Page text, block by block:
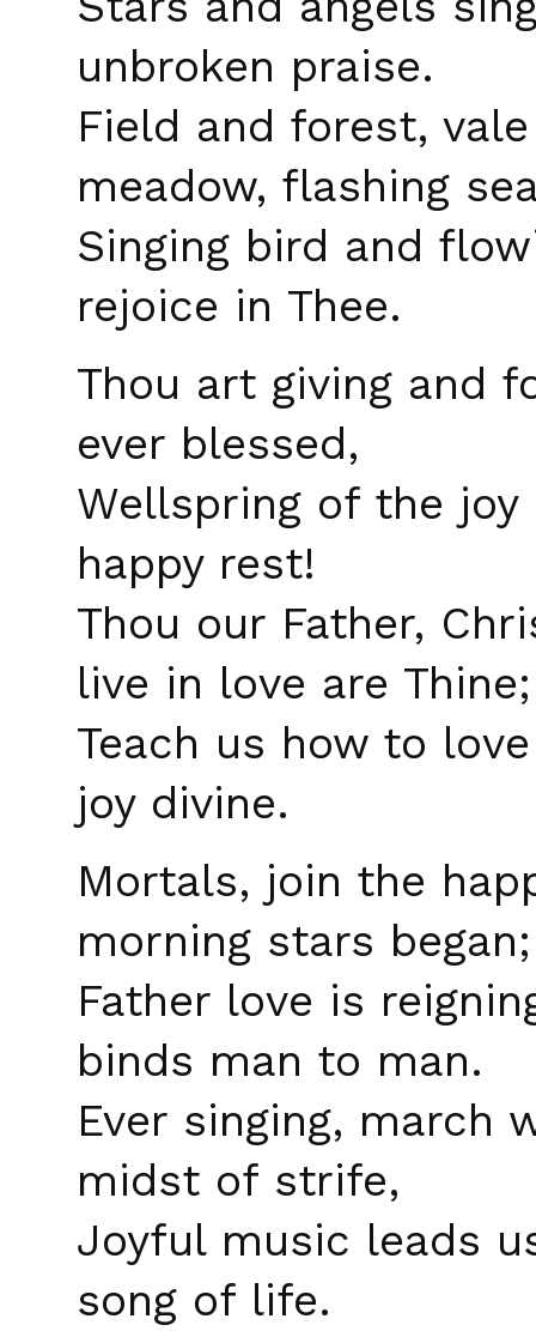
unbroken praise.
Field and forest,
meadow, flashing
Singing bird and
rejoice in Thee.
Thou art giving and
ever blessed,
Wellspring of the
happy rest!
Thou our Father,
live in love are Thine;
Teach us how to
joy divine.
Mortals, join the
morning stars began;
Father love is
binds man to man.
Ever singing, march
midst of strife,
Joyful music leads
song of life.